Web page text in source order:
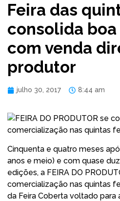
Feira das
consolida
com venda
produtor
julho 30, 2017 8:44 am
Cinquenta e quatro meses
anos e meio) e com quase
edições, a FEIRA DO
comercialização nas quintas
da Feira Coberta voltado para